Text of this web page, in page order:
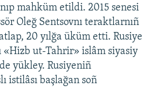
mahküm etildi. 2015 senesi
Oleğ Sentsovnı teraktlarnıñ
20 yılğa üküm etti. Rusiye
«Hizb ut-Tahrir» islâm siyasiy
yükley. Rusiyeniñ
istilâsı başlağan soñ